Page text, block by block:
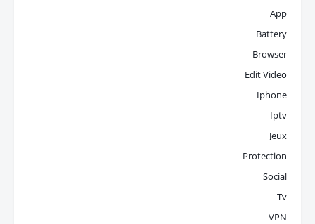
App
Battery
Browser
Edit Video
Iphone
Iptv
Jeux
Protection
Social
Tv
VPN